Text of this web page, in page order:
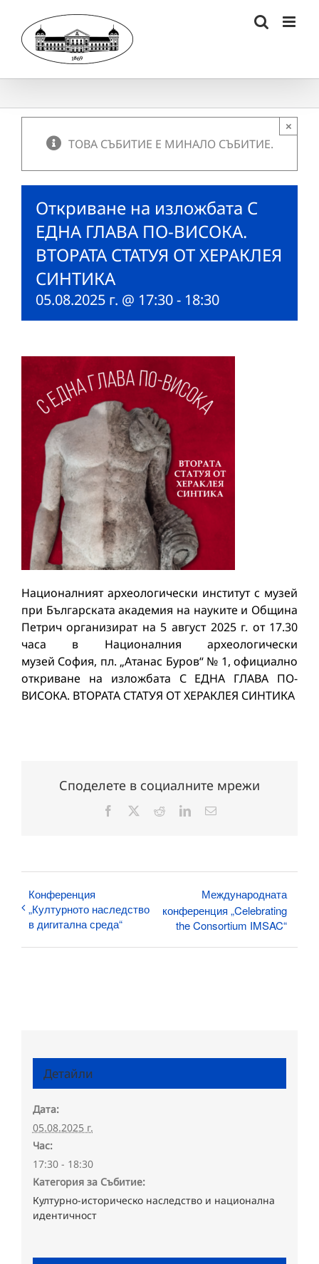
content
ТОВА СЪБИТИЕ Е МИНАЛО СЪБИТИЕ.
×
Откриване на изложбата С
ЕДНА ГЛАВА ПО-ВИСОКА.
ВТОРАТА СТАТУЯ ОТ ХЕРАКЛЕЯ
СИНТИКА
05.08.2025 г. @ 17:30- 18:30
Националният археологически институт с музей
при Българската академия на науките и Община
Петрич организират на 5 август 2025 г. от 17.30
часа в Националния археологически
музей София, пл. „Атанас Буров“ № 1, официално
откриване на изложбата С ЕДНА ГЛАВА ПО-
ВИСОКА. ВТОРАТА СТАТУЯ ОТ ХЕРАКЛЕЯ СИНТИКА
Споделете в социалните мрежи
Facebook RedditLinkedInЕлектронна
Конференция
„Културното наследство
в дигитална среда“
Международната
конференция „Celebrating
the Consortium IMSAC“
Детайли
Дата:
05.08.2025 г.
Час:
17:30 - 18:30
Категория за Събитие:
Културно-историческо наследство и национална
идентичност